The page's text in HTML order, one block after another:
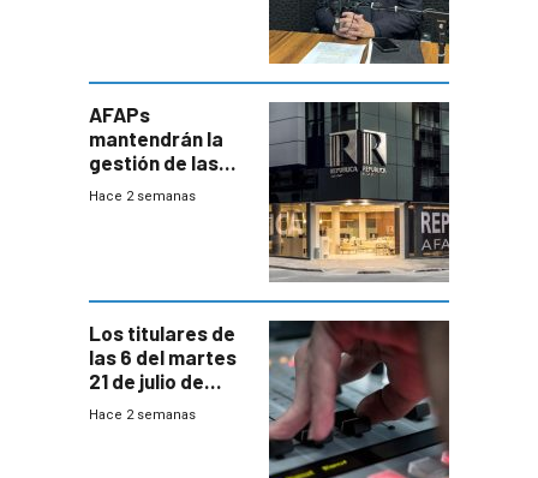
AFAPs
mantendrán la
gestión de las
cuentas
Hace 2 semanas
Los titulares de
las 6 del martes
21 de julio de
2026
Hace 2 semanas